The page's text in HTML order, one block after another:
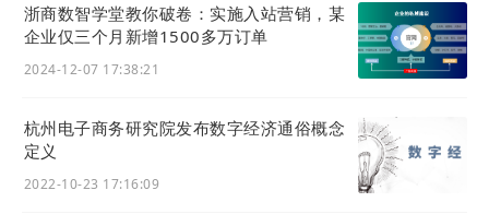
浙商数智学堂教你破卷：实施入站营销，某
企业仅三个月新增1500多万订单
2024-12-07 17:38:21
杭州电子商务研究院发布数字经济通俗概念
定义
2022-10-23 17:16:09